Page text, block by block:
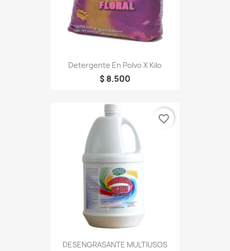
Detergente En Polvo X Kilo
$ 8.500
DESENGRASANTE MULTIUSOS
favorite_border